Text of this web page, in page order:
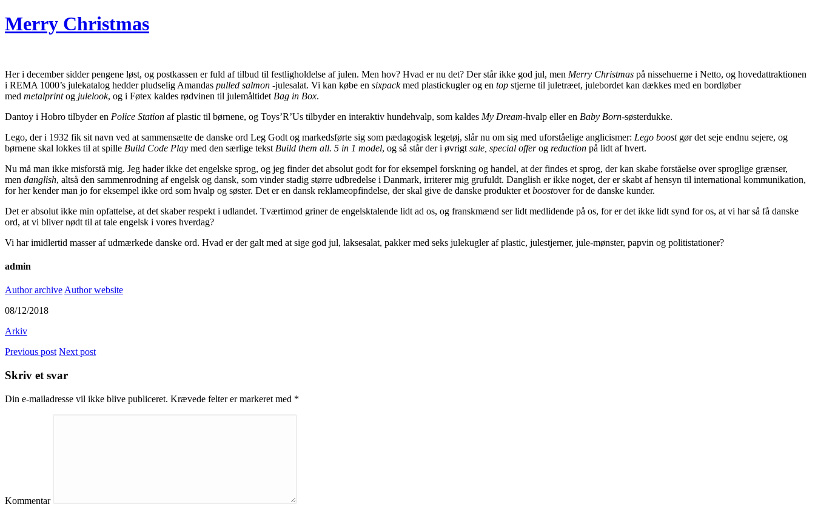
Merry Christmas
Her i december sidder pengene løst, og postkassen er fuld af tilbud til festligholdelse af julen. Men hov? Hvad er nu det? Der står ikke god jul, men Merry Christmas på nissehuerne i Netto, og hovedattraktionen
i REMA 1000’s julekatalog hedder pludselig Amandas pulled salmon -julesalat. Vi kan købe en sixpackmed plastickugler og en top stjerne til juletræet, julebordet kan dækkes med en bordløber
med metalprintog julelook, og i Føtex kaldes rødvinen til julemåltidet Bag in Box.
Dantoy i Hobro tilbyder en Police Station af plastic til børnene, og Toys’R’Us tilbyder en interaktiv hundehvalp, som kaldes My Dream-hvalp eller en Baby Born-søsterdukke.
Lego, der i 1932 fik sit navn ved at sammensætte de danske ord Leg Godt og markedsførte sig som pædagogisk legetøj, slår nu om sig med uforståelige anglicismer: Lego boostgør det seje endnu sejere, og
børnene skal lokkes til at spille Build Code Play med den særlige tekst Build them all. 5 in 1 model, og så står der i øvrigt sale, special offerog reduction på lidt af hvert.
Nu må man ikke misforstå mig. Jeg hader ikke det engelske sprog, og jeg finder det absolut godt for for eksempel forskning og handel, at der findes et sprog, der kan skabe forståelse over sproglige grænser,
men danglish, altså den sammenrodning af engelsk og dansk, som vinder stadig større udbredelse i Danmark, irriterer mig grufuldt. Danglish er ikke noget, der er skabt af hensyn til international kommunikation,
for her kender man jo for eksempel ikke ord som hvalp og søster. Det er en dansk reklameopfindelse, der skal give de danske produkter et boostover for de danske kunder.
Det er absolut ikke min opfattelse, at det skaber respekt i udlandet. Tværtimod griner de engelsktalende lidt ad os, og franskmænd ser lidt medlidende på os, for er det ikke lidt synd for os, at vi har så få danske
ord, at vi bliver nødt til at tale engelsk i vores hverdag?
Vi har imidlertid masser af udmærkede danske ord. Hvad er der galt med at sige god jul, laksesalat, pakker med seks julekugler af plastic, julestjerner, jule-mønster, papvin og politistationer?
admin
Author archive Author website
08/12/2018
Arkiv
Previous post Next post
Skriv et svar
Din e-mailadresse vil ikke blive publiceret. Krævede felter er markeret med *
Kommentar